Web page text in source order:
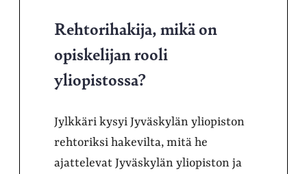
Rehtorihakija, mikä on
opiskelijan rooli
yliopistossa?
Jylkkäri kysyi Jyväskylän yliopiston
rehtoriksi hakevilta, mitä he
ajattelevat Jyväskylän yliopiston ja